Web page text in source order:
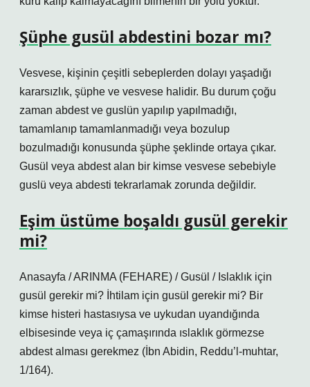
Şüphe gusül abdestini bozar mı?
Vesvese, kişinin çeşitli sebeplerden dolayı yaşadığı
kararsızlık, şüphe ve vesvese halidir. Bu durum çoğu
zaman abdest ve guslün yapılıp yapılmadığı,
tamamlanıp tamamlanmadığı veya bozulup
bozulmadığı konusunda şüphe şeklinde ortaya çıkar.
Gusül veya abdest alan bir kimse vesvese sebebiyle
guslü veya abdesti tekrarlamak zorunda değildir.
Eşim üstüme boşaldı gusül gerekir
mi?
Anasayfa / ARINMA (FEHARE) / Gusül / Islaklık için
gusül gerekir mi? İhtilam için gusül gerekir mi? Bir
kimse histeri hastasıysa ve uykudan uyandığında
elbisesinde veya iç çamaşırında ıslaklık görmezse
abdest alması gerekmez (İbn Abidin, Reddu’l-muhtar,
1/164).